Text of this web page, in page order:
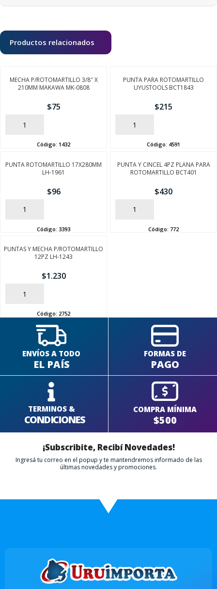
Productos relacionados
MECHA P/ROTOMARTILLO 3/8″ X
210MM MAKAWA MK-0808
$75
AÑADIR
Código: 1432
PUNTA PARA ROTOMARTILLO
UYUSTOOLS BCT1843
$215
AÑADIR
Código: 4591
PUNTA ROTOMARTILLO 17X280MM
LH-1961
$96
AÑADIR
Código: 3393
PUNTA Y CINCEL 4PZ PLANA PARA
ROTOMARTILLO BCT401
$430
AÑADIR
Código: 772
PUNTAS Y MECHA P/ROTOMARTILLO
12PZ LH-1243
$1.230
AÑADIR
Código: 2752
ENVÍOS A TODO
EL PAÍS
FORMAS DE
PAGO
TERMINOS &
CONDICIONES
COMPRA MÍNIMA
$500
¡Subscribite, Recibí Novedades!
Ingresá tu correo en el popup y te mantendremos informado de las
últimas novedades y promociones.
SEGUÍ COMPRANDO